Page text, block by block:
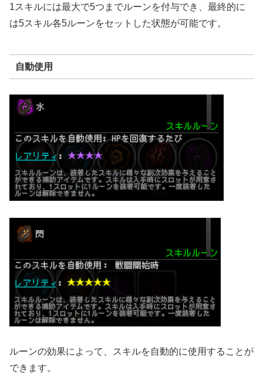
1スキルには最大で5つまでルーンを付与でき、最終的に
は5スキル各5ルーンをセットした状態が可能です。
自動使用
ルーンの効果によって、スキルを自動的に使用することが
できます。